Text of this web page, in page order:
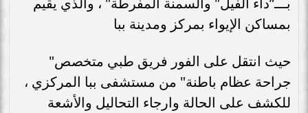
بمساكن الإيواء بمركز ومدينة ببا
حيث انتقل على الفور فريق طبي متخصص"
جراحة عظام باطنة" من مستشفى ببا المركزي ،
للكشف على الحالة وارجاء التحاليل والأشعة